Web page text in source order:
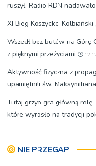
ruszył. Radio RDN
XI Bieg Koszycko-Kolbiański
Wszedł bez butów na Górę
z pięknymi przeżyciami
12:12
Aktywność fizyczna z
upamiętnili św.
Tutaj grzyb gra główną
które wyrosło na tradycji
NIE PRZEGAP